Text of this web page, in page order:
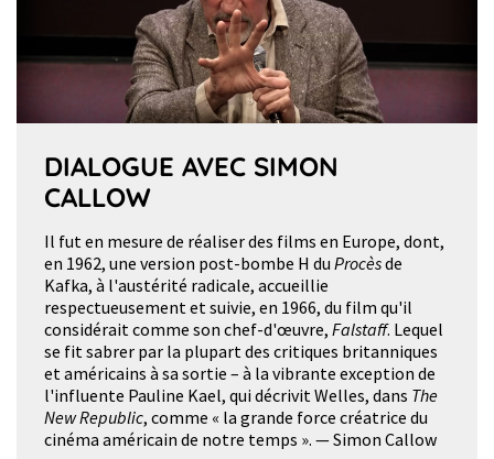
DIALOGUE AVEC SIMON
CALLOW
Il fut en mesure de réaliser des films en Europe, dont,
en 1962, une version post-bombe H du Procèsde
Kafka, à l'austérité radicale, accueillie
respectueusement et suivie, en 1966, du film qu'il
considérait comme son chef-d'œuvre, Falstaff. Lequel
se fit sabrer par la plupart des critiques britanniques
et américains à sa sortie – à la vibrante exception de
l'influente Pauline Kael, qui décrivit Welles, dans The
New Republic, comme « la grande force créatrice du
cinéma américain de notre temps ». — Simon Callow